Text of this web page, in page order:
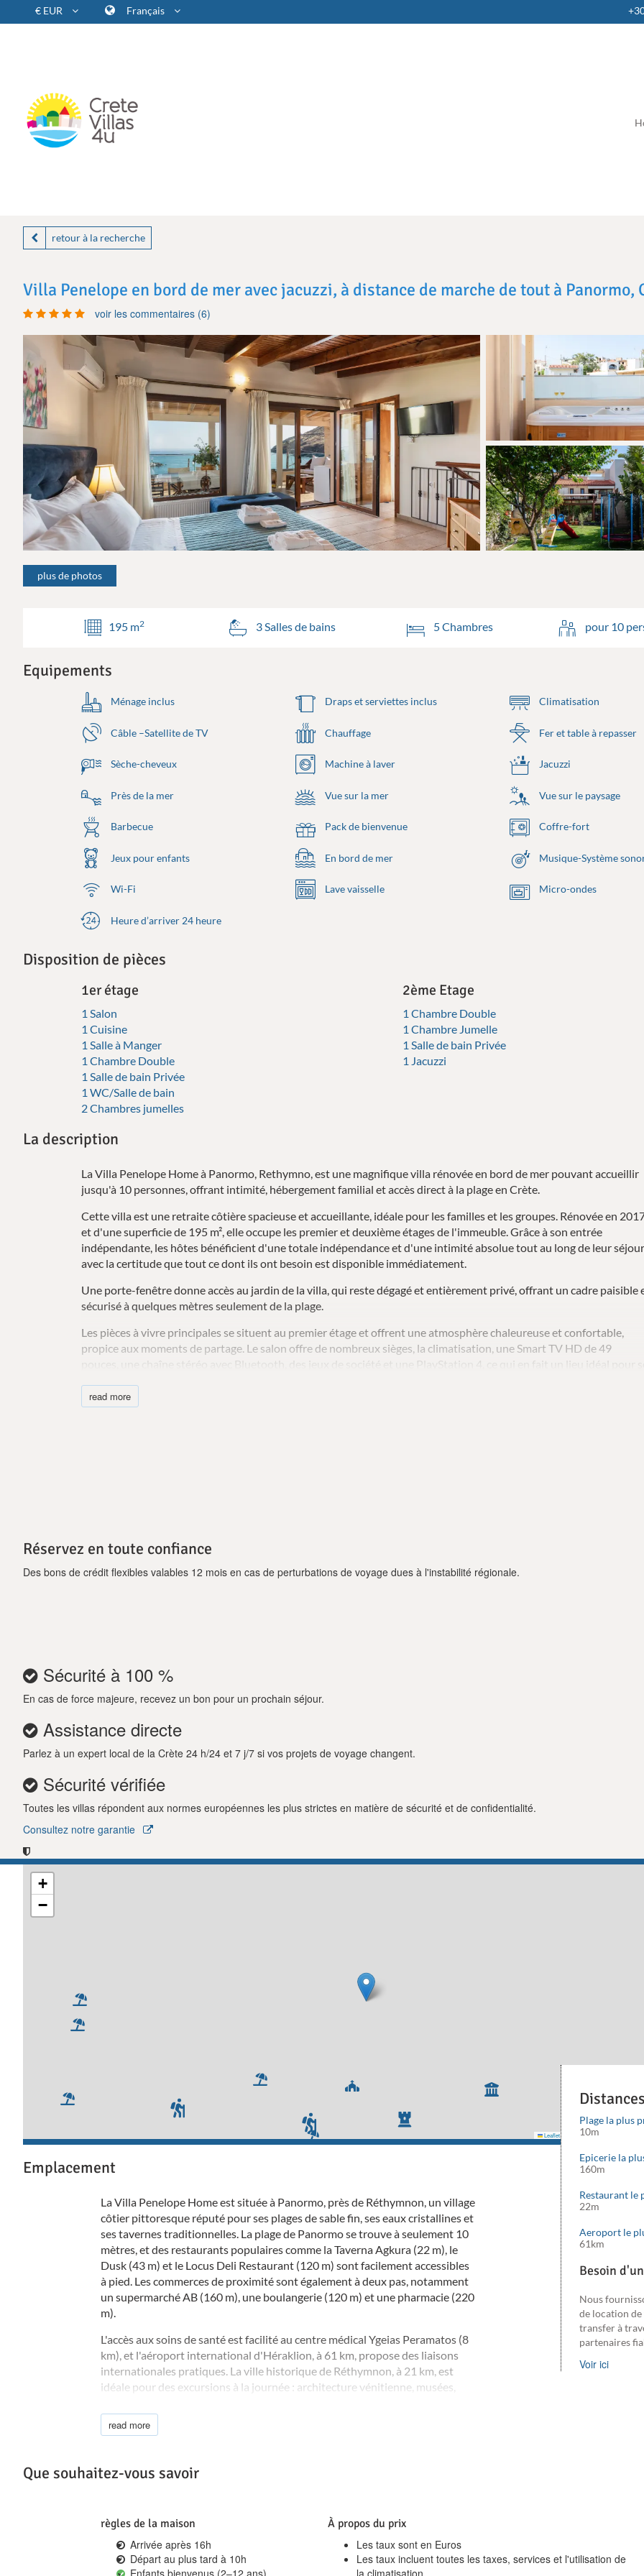
€ EUR Français
retour à la recherche
Villa Penelope en bord de mer avec jacuzzi, à distance de marche de tout à Panormo,
voir les commentaires (6)
plus de photos
195 m2 3 Salles de bains 5 Chambres pour 10
Equipements
Ménage inclus Draps et serviettes inclus Climatisation
Câble –Satellite de TV Chauffage Fer et table à repasser
Sèche-cheveux Machine à laver Jacuzzi
Près de la mer Vue sur la mer Vue sur le paysage
Barbecue Pack de bienvenue Coffre-fort
Jeux pour enfants En bord de mer Musique-Système
Wi-Fi Lave vaisselle Micro-ondes
Heure d’arriver 24 heure
Disposition de pièces
1er étage
1 Salon
1 Cuisine
1 Salle à Manger
1 Chambre Double
1 Salle de bain Privée
1 WC/Salle de bain
2 Chambres jumelles
2ème Etage
1 Chambre Double
1 Chambre Jumelle
1 Salle de bain Privée
1 Jacuzzi
La description
La Villa Penelope Home à Panormo, Rethymno, est une magnifique villa rénovée en bord de mer pouvant accueillir
jusqu'à 10 personnes, offrant intimité, hébergement familial et accès direct à la plage en Crète.
Cette villa est une retraite côtière spacieuse et accueillante, idéale pour les familles et les groupes. Rénovée en
et d'une superficie de 195 m², elle occupe les premier et deuxième étages de l'immeuble. Grâce à son entrée
indépendante, les hôtes bénéficient d'une totale indépendance et d'une intimité absolue tout au long de leur
avec la certitude que tout ce dont ils ont besoin est disponible immédiatement.
Une porte-fenêtre donne accès au jardin de la villa, qui reste dégagé et entièrement privé, offrant un cadre paisible
sécurisé à quelques mètres seulement de la plage.
Les pièces à vivre principales se situent au premier étage et offrent une atmosphère chaleureuse et confortable,
propice aux moments de partage. Le salon offre de nombreux sièges, la climatisation, une Smart TV HD de 49
pouces, une chaîne stéréo avec Bluetooth, des jeux de société et une PlayStation 4, ce qui en fait un lieu idéal pour se
La cuisine entièrement équipée comprend un four, une plaque de cuisson, un lave-vaisselle, un micro-ondes, un
La chambre avec lit king-size au premier étage dispose d'une salle de bains privative et communique avec une
chambre à deux lits simples. La chambre mansardée avec lit king-size au deuxième étage communique avec une
barbecue intégré et un four à bois traditionnel pour une expérience culinaire crétoise authentique. Les enfants
pourront profiter de l'aire de jeux dédiée, tandis que les adultes se détendront dans le jacuzzi ou rejoindront la plage
à seulement 10 mètres. Des places de stationnement sont disponibles dans la rue à proximité.
Que vous planifiez des vacances balnéaires relaxantes, une escapade en famille multigénérationnelle ou un point de
départ pour explorer le nord de la Crète, la Villa Penelope Home offre intimité, espace et un emplacement
read more
Réservez en toute confiance
Des bons de crédit flexibles valables 12 mois en cas de perturbations de voyage dues à l'instabilité régionale.
Sécurité à 100 %
En cas de force majeure, recevez un bon pour un prochain séjour.
Assistance directe
Parlez à un expert local de la Crète 24 h/24 et 7 j/7 si vos projets de voyage changent.
Sécurité vérifiée
Toutes les villas répondent aux normes européennes les plus strictes en matière de sécurité et de confidentialité.
Consultez notre garantie
+
−
Leaflet Mapbox©OpenStreetMap
Emplacement
La Villa Penelope Home est située à Panormo, près de Réthymnon, un village
côtier pittoresque réputé pour ses plages de sable fin, ses eaux cristallines et
ses tavernes traditionnelles. La plage de Panormo se trouve à seulement 10
mètres, et des restaurants populaires comme la Taverna Agkura (22 m), le
Dusk (43 m) et le Locus Deli Restaurant (120 m) sont facilement accessibles
à pied. Les commerces de proximité sont également à deux pas, notamment
un supermarché AB (160 m), une boulangerie (120 m) et une pharmacie (220
m).
L'accès aux soins de santé est facilité au centre médical Ygeias Peramatos (8
km), et l'aéroport international d'Héraklion, à 61 km, propose des liaisons
internationales pratiques. La ville historique de Réthymnon, à 21 km, est
idéale pour des excursions à la journée : architecture vénitienne, musées,
Grâce à son emplacement exceptionnel en bord de mer, ses excellentes
et privées en Crète.
read more
Distances
Plage la plus
10m
Epicerie la
160m
Restaurant le
22m
Aeroport le
61km
Besoin
Nous
de location
transfer à
partenaires
Voir ici
Que souhaitez-vous savoir
règles de la maison
Arrivée après 16h
Départ au plus tard à 10h
À propos du prix
Les taux sont en Euros
Les taux incluent toutes les taxes, services et l'utilisation de